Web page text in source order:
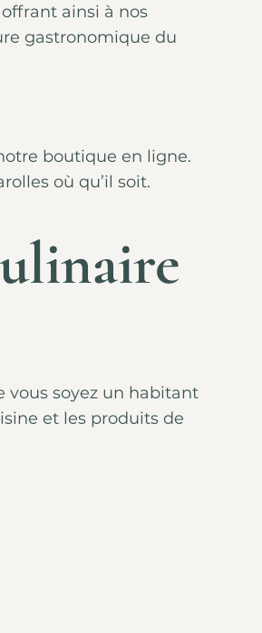
ainsi à nos
gastronomique du
boutique en ligne.
où qu’il soit.
vous soyez un habitant
et les produits de